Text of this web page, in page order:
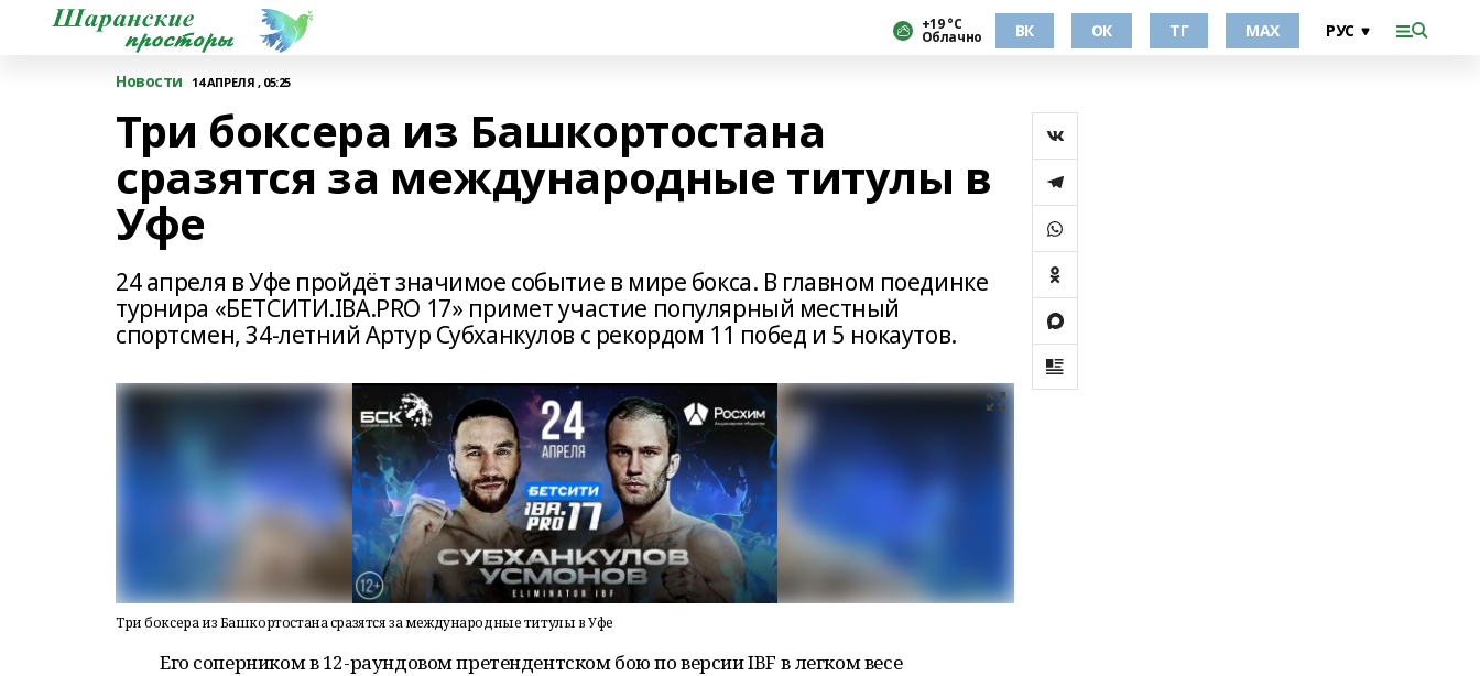
+19 °С
Облачно ВК ОК ТГ МАХ
Новости 14 АПРЕЛЯ , 05:25
Три боксера из Башкортостана
сразятся за международные титулы в
Уфе
24 апреля в Уфе пройдёт значимое событие в мире бокса. В главном поединке
турнира «БЕТСИТИ.IBA.PRO 17» примет участие популярный местный
спортсмен, 34-летний Артур Субханкулов с рекордом 11 побед и 5 нокаутов.
Три боксера из Башкортостана сразятся за международные титулы в Уфе
Его соперником в 12-раундовом претендентском бою по версии IBF в легком весе